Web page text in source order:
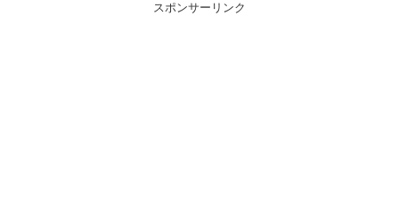
スポンサーリンク